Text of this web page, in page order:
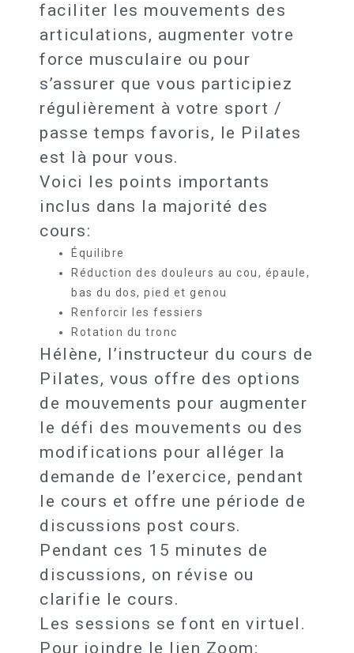
faciliter les mouvements des
articulations, augmenter votre
force musculaire ou pour
s’assurer que vous participiez
régulièrement à votre sport /
passe temps favoris, le Pilates
est là pour vous.
Voici les points importants
inclus dans la majorité des
cours:
Équilibre
Réduction des douleurs au cou, épaule,
bas du dos, pied et genou
Renforcir les fessiers
Rotation du tronc
Hélène, l’instructeur du cours de
Pilates, vous offre des options
de mouvements pour augmenter
le défi des mouvements ou des
modifications pour alléger la
demande de l’exercice, pendant
le cours et offre une période de
discussions post cours.
Pendant ces 15 minutes de
discussions, on révise ou
clarifie le cours.
Les sessions se font en virtuel.
Pour joindre le lien Zoom: